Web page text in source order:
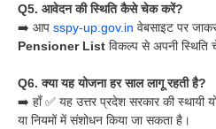
Q5. आवेदन की स्थिति कैसे चेक करें?
➡️ आप sspy-up.gov.in वेबसाइट पर
Pensioner List विकल्प से अपनी
Q6. क्या यह योजना हर साल लागू रहती है?
➡️ हाँ ✅ यह उत्तर प्रदेश सरकार की स्थायी
या नियमों में संशोधन किया जा सकता है।